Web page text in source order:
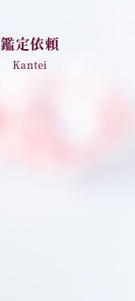
鑑定依頼
Kantei